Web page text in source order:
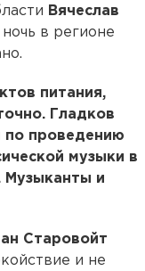
Вячеслав
в регионе
питания,
Гладков
проведению
музыки в
Музыканты и
Старовойт
и не